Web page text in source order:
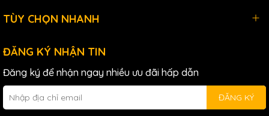
Hệ thống không dây
·Bộ thuBLX4 một kênh với thiết lập chỉ bằng một nút nhấn
Micro condenser
PGA31 với hướng thu cardioid thu âm
giọng nói của ae với độ rõ nét tuyệt vời
· Bao gồm kẹp cáp, mút chắn gió, nguồn điện và 2 pin AA
kiểm tra
TÙY CHỌN NHANH
ĐĂNG KÝ NHẬN TIN
Đăng ký để nhận ngay nhiều ưu đãi hấp dẫn
ĐĂNG KÝ